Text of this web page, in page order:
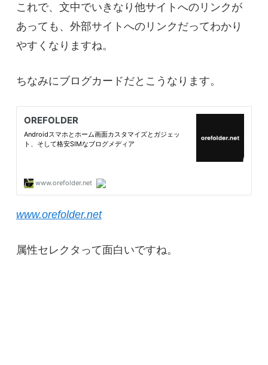
これで、文中でいきなり他サイトへのリンクが
あっても、外部サイトへのリンクだってわかり
やすくなりますね。
ちなみにブログカードだとこうなります。
www.orefolder.net
属性セレクタって面白いですね。